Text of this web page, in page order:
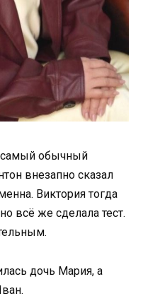
самый обычный
внезапно сказал
Виктория тогда
всё же сделала тест.
дочь Мария, а